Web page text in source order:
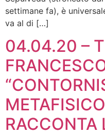
settimane fa), è
va al di […]
04.04.20 –
RACCONTA